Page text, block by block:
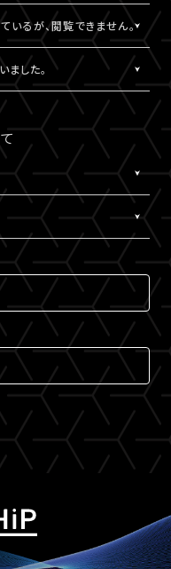
ットやグッズを購入したA!-
グインのうえ、「マイページ」
す。
いては、各公演のチケット
BOXなどでご確認くださ
テンツ配信期間外である
ズを購入されている可能性が
ト販売ページやグッズ商品
さい。
」内「チケット購入情報」にて
いるが、閲覧できません。
いるにも関わらず閲覧でき
たか、ご利用端末が推奨環
合、LINEやメール等のアプ
ある指定のブラウザ
の場合は
は、視聴プレイヤーに
示されません。予めご了承
した。
いたしません。予めご了承
ンの受信設定をお願いいた
ールフォルダをご確認くだ
下記のいずれかの方法でお